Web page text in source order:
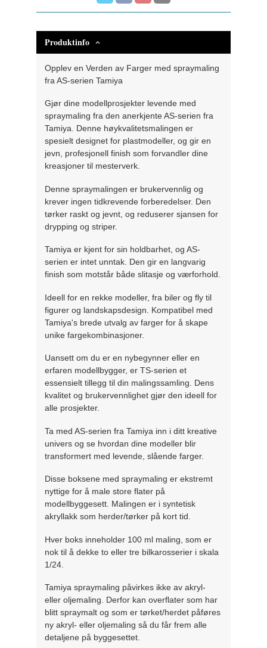
Produktinfo
Opplev en Verden av Farger med spraymaling
fra AS-serien Tamiya
Gjør dine modellprosjekter levende med
spraymaling fra den anerkjente AS-serien fra
Tamiya. Denne høykvalitetsmalingen er
spesielt designet for plastmodeller, og gir en
jevn, profesjonell finish som forvandler dine
kreasjoner til mesterverk.
Denne spraymalingen er brukervennlig og
krever ingen tidkrevende forberedelser. Den
tørker raskt og jevnt, og reduserer sjansen for
drypping og striper.
Tamiya er kjent for sin holdbarhet, og AS-
serien er intet unntak. Den gir en langvarig
finish som motstår både slitasje og værforhold.
Ideell for en rekke modeller, fra biler og fly til
figurer og landskapsdesign. Kompatibel med
Tamiya's brede utvalg av farger for å skape
unike fargekombinasjoner.
Uansett om du er en nybegynner eller en
erfaren modellbygger, er TS-serien et
essensielt tillegg til din malingssamling. Dens
kvalitet og brukervennlighet gjør den ideell for
alle prosjekter.
Ta med AS-serien fra Tamiya inn i ditt kreative
univers og se hvordan dine modeller blir
transformert med levende, slående farger.
Disse boksene med spraymaling er ekstremt
nyttige for å male store flater på
modellbyggesett. Malingen er i syntetisk
akryllakk som herder/tørker på kort tid.
Hver boks inneholder 100 ml maling, som er
nok til å dekke to eller tre bilkarosserier i skala
1/24.
Tamiya spraymaling påvirkes ikke av akryl-
eller oljemaling. Derfor kan overflater som har
blitt spraymalt og som er tørket/herdet påføres
ny akryl- eller oljemaling så du får frem alle
detaljene på byggesettet.